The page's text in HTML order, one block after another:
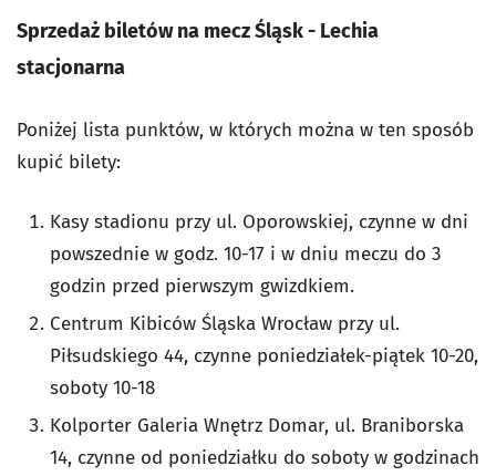
Sprzedaż biletów na mecz Śląsk - Lechia
stacjonarna
Poniżej lista punktów, w których można w ten sposób
kupić bilety:
Kasy stadionu przy ul. Oporowskiej, czynne w dni
powszednie w godz. 10-17 i w dniu meczu do 3
godzin przed pierwszym gwizdkiem.
Centrum Kibiców Śląska Wrocław przy ul.
Piłsudskiego 44, czynne poniedziałek-piątek 10-20,
soboty 10-18
Kolporter Galeria Wnętrz Domar, ul. Braniborska
14, czynne od poniedziałku do soboty w godzinach